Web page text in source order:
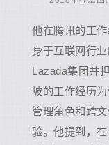
他在腾讯的工
身于互联网行
Lazada集团并
坡的工作经历
管理角色和跨
验。他提到，